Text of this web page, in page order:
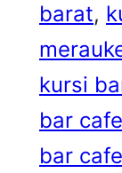
barat,
kursi
bar
bar